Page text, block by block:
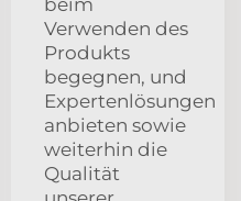
Verwenden des
Produkts
begegnen, und
Expertenlösungen
anbieten sowie
weiterhin die
Qualität